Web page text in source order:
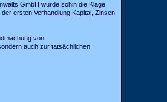
GmbH wurde sohin die Klage
ersten Verhandlung Kapital, Zinsen
von
auch zur tatsächlichen